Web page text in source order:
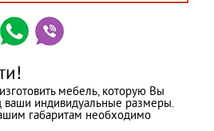
мебель, которую Вы
ваши индивидуальные размеры.
габаритам необходимо